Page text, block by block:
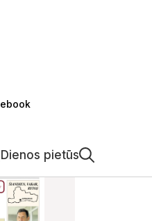
Dienos pietūs